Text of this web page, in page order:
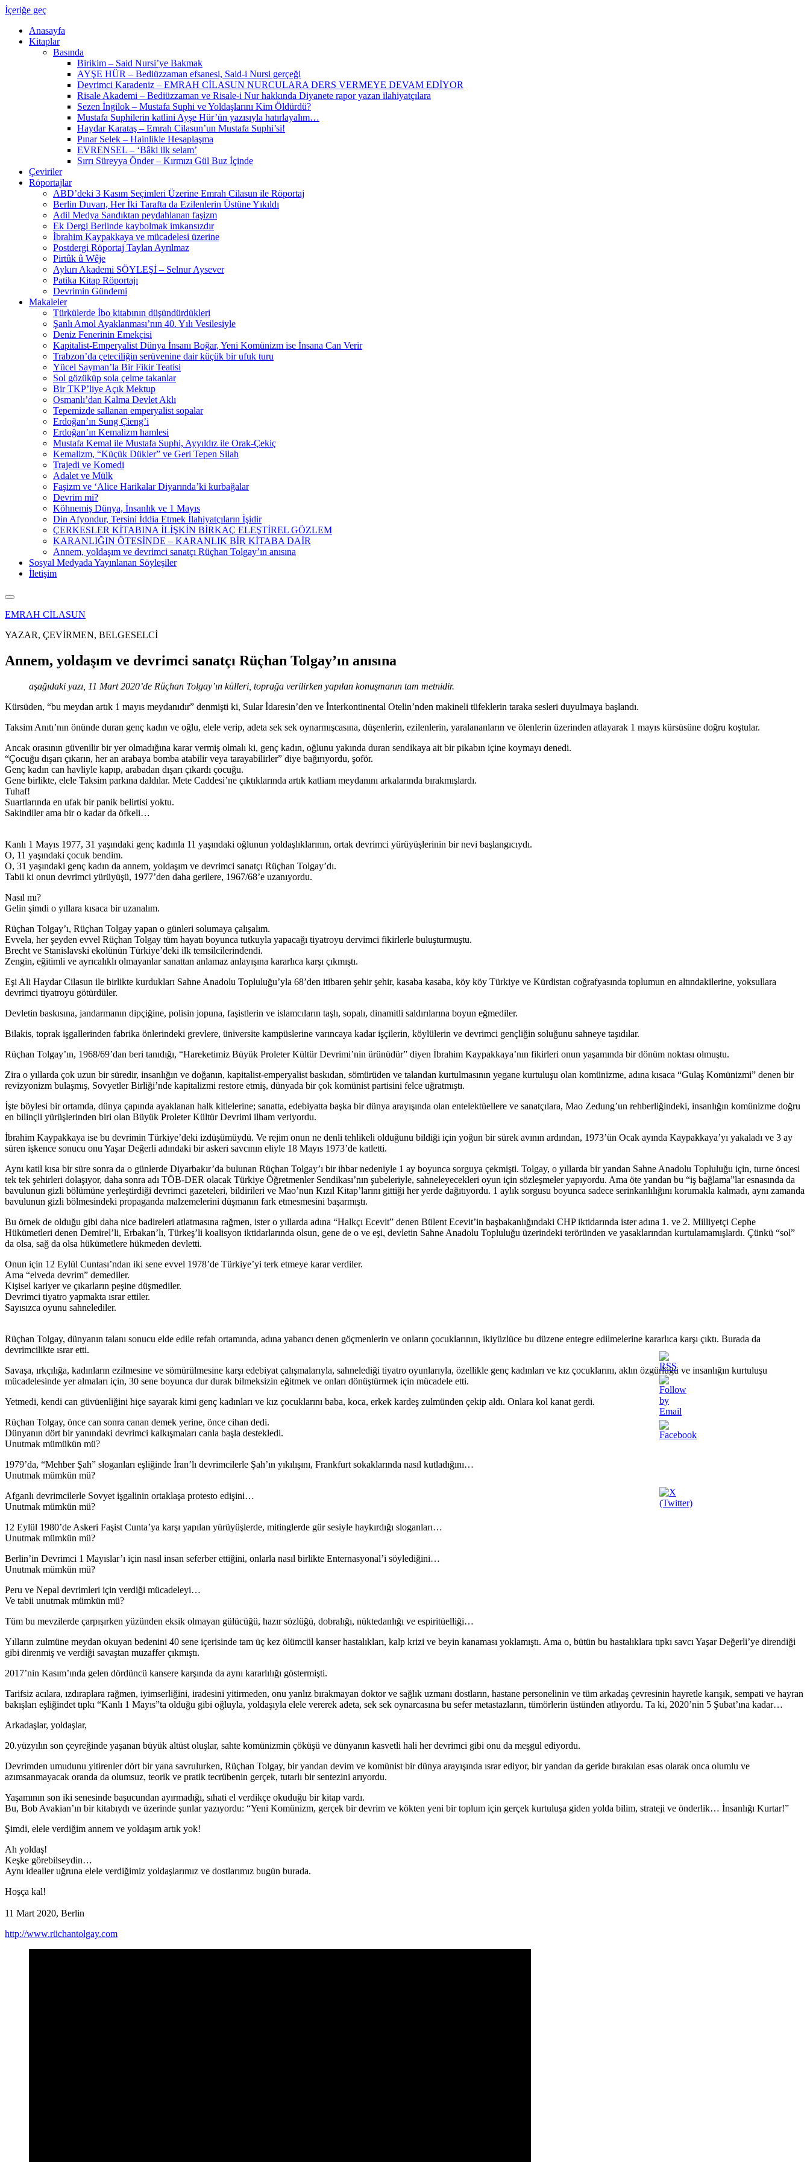
İçeriğe geç
Anasayfa
Kitaplar
Basında
Birikim – Said Nursi’ye Bakmak
AYŞE HÜR – Bediüzzaman efsanesi, Said-i Nursi gerçeği
Devrimci Karadeniz – EMRAH CİLASUN NURCULARA DERS VERMEYE DEVAM EDİYOR
Risale Akademi – Bediüzzaman ve Risale-i Nur hakkında Diyanete rapor yazan ilahiyatçılara
Sezen İngilok – Mustafa Suphi ve Yoldaşlarını Kim Öldürdü?
Mustafa Suphilerin katlini Ayşe Hür’ün yazısıyla hatırlayalım…
Haydar Karataş – Emrah Cilasun’un Mustafa Suphi’si!
Pınar Selek – Hainlikle Hesaplaşma
EVRENSEL – ‘Bâki ilk selam’
Sırrı Süreyya Önder – Kırmızı Gül Buz İçinde
Çeviriler
Röportajlar
ABD’deki 3 Kasım Seçimleri Üzerine Emrah Cilasun ile Röportaj
Berlin Duvarı, Her İki Tarafta da Ezilenlerin Üstüne Yıkıldı
Adil Medya Sandıktan peydahlanan faşizm
Ek Dergi Berlinde kaybolmak imkansızdır
İbrahim Kaypakkaya ve mücadelesi üzerine
Postdergi Röportaj Taylan Ayrılmaz
Pirtûk û Wêje
Aykırı Akademi SÖYLEŞİ – Selnur Aysever
Patika Kitap Röportajı
Devrimin Gündemi
Makaleler
Türkülerde İbo kitabının düşündürdükleri
Şanlı Amol Ayaklanması’nın 40. Yılı Vesilesiyle
Deniz Fenerinin Emekçisi
Kapitalist-Emperyalist Dünya İnsanı Boğar, Yeni Komünizm ise İnsana Can Verir
Trabzon’da çeteciliğin serüvenine dair küçük bir ufuk turu
Yücel Sayman’la Bir Fikir Teatisi
Sol gözüküp sola çelme takanlar
Bir TKP’liye Açık Mektup
Osmanlı’dan Kalma Devlet Aklı
Tepemizde sallanan emperyalist sopalar
Erdoğan’ın Sung Çieng’i
Erdoğan’ın Kemalizm hamlesi
Mustafa Kemal ile Mustafa Suphi, Ayyıldız ile Orak-Çekiç
Kemalizm, “Küçük Dükler” ve Geri Tepen Silah
Trajedi ve Komedi
Adalet ve Mülk
Faşizm ve ‘Alice Harikalar Diyarında’ki kurbağalar
Devrim mi?
Köhnemiş Dünya, İnsanlık ve 1 Mayıs
Din Afyondur, Tersini İddia Etmek İlahiyatçıların İşidir
ÇERKESLER KİTABINA İLİŞKİN BİRKAÇ ELEŞTİREL GÖZLEM
KARANLIĞIN ÖTESİNDE – KARANLIK BİR KİTABA DAİR
Annem, yoldaşım ve devrimci sanatçı Rüçhan Tolgay’ın anısına
Sosyal Medyada Yayınlanan Söyleşiler
İletişim
EMRAH CİLASUN
YAZAR, ÇEVİRMEN, BELGESELCİ
Annem, yoldaşım ve devrimci sanatçı Rüçhan Tolgay’ın anısına
aşağıdaki yazı, 11 Mart 2020’de Rüçhan Tolgay’ın külleri, toprağa verilirken yapılan konuşmanın tam metnidir.
Kürsüden, “bu meydan artık 1 mayıs meydanıdır” denmişti ki, Sular İdaresin’den ve İnterkontinental Otelin’nden makineli tüfeklerin taraka sesleri duyulmaya başlandı.
Taksim Anıtı’nın önünde duran genç kadın ve oğlu, elele verip, adeta sek sek oynarmışcasına, düşenlerin, ezilenlerin, yaralananların ve ölenlerin üzerinden atlayarak 1 mayıs kürsüsüne doğru koştular.
Ancak orasının güvenilir bir yer olmadığına karar vermiş olmalı ki, genç kadın, oğlunu yakında duran sendikaya ait bir pikabın içine koymayı denedi.
“Çocuğu dışarı çıkarın, her an arabaya bomba atabilir veya tarayabilirler” diye bağırıyordu, şoför.
Genç kadın can havliyle kapıp, arabadan dışarı çıkardı çocuğu.
Gene birlikte, elele Taksim parkına daldılar. Mete Caddesi’ne çıktıklarında artık katliam meydanını arkalarında bırakmışlardı.
Tuhaf!
Suartlarında en ufak bir panik belirtisi yoktu.
Sakindiler ama bir o kadar da öfkeli…
Kanlı 1 Mayıs 1977, 31 yaşındaki genç kadınla 11 yaşındaki oğlunun yoldaşlıklarının, ortak devrimci yürüyüşlerinin bir nevi başlangıcıydı.
O, 11 yaşındaki çocuk bendim.
O, 31 yaşındaki genç kadın da annem, yoldaşım ve devrimci sanatçı Rüçhan Tolgay’dı.
Tabii ki onun devrimci yürüyüşü, 1977’den daha gerilere, 1967/68’e uzanıyordu.
Nasıl mı?
Gelin şimdi o yıllara kısaca bir uzanalım.
Rüçhan Tolgay’ı, Rüçhan Tolgay yapan o günleri solumaya çalışalım.
Evvela, her şeyden evvel Rüçhan Tolgay tüm hayatı boyunca tutkuyla yapacağı tiyatroyu dervimci fikirlerle buluşturmuştu.
Brecht ve Stanislavski ekolünün Türkiye’deki ilk temsilcilerindendi.
Zengin, eğitimli ve ayrıcalıklı olmayanlar sanattan anlamaz anlayışına kararlıca karşı çıkmıştı.
Eşi Ali Haydar Cilasun ile birlikte kurdukları Sahne Anadolu Topluluğu’yla 68’den itibaren şehir şehir, kasaba kasaba, köy köy Türkiye ve Kürdistan coğrafyasında toplumun en altındakilerine, yoksullara
devrimci tiyatroyu götürdüler.
Devletin baskısına, jandarmanın dipçiğine, polisin jopuna, faşistlerin ve islamcıların taşlı, sopalı, dinamitli saldırılarına boyun eğmediler.
Bilakis, toprak işgallerinden fabrika önlerindeki grevlere, üniversite kampüslerine varıncaya kadar işçilerin, köylülerin ve devrimci gençliğin soluğunu sahneye taşıdılar.
Rüçhan Tolgay’ın, 1968/69’dan beri tanıdığı, “Hareketimiz Büyük Proleter Kültür Devrimi’nin ürünüdür” diyen İbrahim Kaypakkaya’nın fikirleri onun yaşamında bir dönüm noktası olmuştu.
Zira o yıllarda çok uzun bir süredir, insanlığın ve doğanın, kapitalist-emperyalist baskıdan, sömürüden ve talandan kurtulmasının yegane kurtuluşu olan komünizme, adına kısaca “Gulaş Komünizmi” denen bir
revizyonizm bulaşmış, Sovyetler Birliği’nde kapitalizmi restore etmiş, dünyada bir çok komünist partisini felce uğratmıştı.
İşte böylesi bir ortamda, dünya çapında ayaklanan halk kitlelerine; sanatta, edebiyatta başka bir dünya arayışında olan entelektüellere ve sanatçılara, Mao Zedung’un rehberliğindeki, insanlığın komünizme doğru
en bilinçli yürüşlerinden biri olan Büyük Proleter Kültür Devrimi ilham veriyordu.
İbrahim Kaypakkaya ise bu devrimin Türkiye’deki izdüşümüydü. Ve rejim onun ne denli tehlikeli olduğunu bildiği için yoğun bir sürek avının ardından, 1973’ün Ocak ayında Kaypakkaya’yı yakaladı ve 3 ay
süren işkence sonucu onu Yaşar Değerli adındaki bir askeri savcının eliyle 18 Mayıs 1973’de katletti.
Aynı katil kısa bir süre sonra da o günlerde Diyarbakır’da bulunan Rüçhan Tolgay’ı bir ihbar nedeniyle 1 ay boyunca sorguya çekmişti. Tolgay, o yıllarda bir yandan Sahne Anadolu Topluluğu için, turne öncesi
tek tek şehirleri dolaşıyor, daha sonra adı TÖB-DER olacak Türkiye Öğretmenler Sendikası’nın şubeleriyle, sahneleyecekleri oyun için sözleşmeler yapıyordu. Ama öte yandan bu “iş bağlama”lar esnasında da
bavulunun gizli bölümüne yerleştirdiği devrimci gazeteleri, bildirileri ve Mao’nun Kızıl Kitap’larını gittiği her yerde dağıtıyordu. 1 aylık sorgusu boyunca sadece serinkanlılığını korumakla kalmadı, aynı zamanda
bavulunun gizli bölmesindeki propaganda malzemelerini düşmanın fark etmesmesini başarmıştı.
Bu örnek de olduğu gibi daha nice badireleri atlatmasına rağmen, ister o yıllarda adına “Halkçı Ecevit” denen Bülent Ecevit’in başbakanlığındaki CHP iktidarında ister adına 1. ve 2. Milliyetçi Cephe
Hükümetleri denen Demirel’li, Erbakan’lı, Türkeş’li koalisyon iktidarlarında olsun, gene de o ve eşi, devletin Sahne Anadolu Topluluğu üzerindeki teröründen ve yasaklarından kurtulamamışlardı. Çünkü “sol”
da olsa, sağ da olsa hükümetlere hükmeden devletti.
Onun için 12 Eylül Cuntası’ndan iki sene evvel 1978’de Türkiye’yi terk etmeye karar verdiler.
Ama “elveda devrim” demediler.
Kişisel kariyer ve çıkarların peşine düşmediler.
Devrimci tiyatro yapmakta ısrar ettiler.
Sayısızca oyunu sahnelediler.
Rüçhan Tolgay, dünyanın talanı sonucu elde edile refah ortamında, adına yabancı denen göçmenlerin ve onların çocuklarının, ikiyüzlüce bu düzene entegre edilmelerine kararlıca karşı çıktı. Burada da
devrimcilikte ısrar etti.
Savaşa, ırkçılığa, kadınların ezilmesine ve sömürülmesine karşı edebiyat çalışmalarıyla, sahnelediği tiyatro oyunlarıyla, özellikle genç kadınları ve kız çocuklarını, aklın özgürlüğü ve insanlığın kurtuluşu
mücadelesinde yer almaları için, 30 sene boyunca dur durak bilmeksizin eğitmek ve onları dönüştürmek için mücadele etti.
Yetmedi, kendi can güvüenliğini hiçe sayarak kimi genç kadınları ve kız çocuklarını baba, koca, erkek kardeş zulmünden çekip aldı. Onlara kol kanat gerdi.
Rüçhan Tolgay, önce can sonra canan demek yerine, önce cihan dedi.
Dünyanın dört bir yanındaki devrimci kalkışmaları canla başla destekledi.
Unutmak mümükün mü?
1979’da, “Mehber Şah” sloganları eşliğinde İran’lı devrimcilerle Şah’ın yıkılışını, Frankfurt sokaklarında nasıl kutladığını…
Unutmak mümkün mü?
Afganlı devrimcilerle Sovyet işgalinin ortaklaşa protesto edişini…
Unutmak mümkün mü?
12 Eylül 1980’de Askeri Faşist Cunta’ya karşı yapılan yürüyüşlerde, mitinglerde gür sesiyle haykırdığı sloganları…
Unutmak mümkün mü?
Berlin’in Devrimci 1 Mayıslar’ı için nasıl insan seferber ettiğini, onlarla nasıl birlikte Enternasyonal’i söylediğini…
Unutmak mümkün mü?
Peru ve Nepal devrimleri için verdiği mücadeleyi…
Ve tabii unutmak mümkün mü?
Tüm bu mevzilerde çarpışırken yüzünden eksik olmayan gülücüğü, hazır sözlüğü, dobralığı, nüktedanlığı ve espiritüelliği…
Yılların zulmüne meydan okuyan bedenini 40 sene içerisinde tam üç kez ölümcül kanser hastalıkları, kalp krizi ve beyin kanaması yoklamıştı. Ama o, bütün bu hastalıklara tıpkı savcı Yaşar Değerli’ye direndiği
gibi direnmiş ve verdiği savaştan muzaffer çıkmıştı.
2017’nin Kasım’ında gelen dördüncü kansere karşında da aynı kararlılığı göstermişti.
Tarifsiz acılara, ızdıraplara rağmen, iyimserliğini, iradesini yitirmeden, onu yanlız bırakmayan doktor ve sağlık uzmanı dostların, hastane personelinin ve tüm arkadaş çevresinin hayretle karışık, sempati ve hayran
bakışları eşliğindet tıpkı “Kanlı 1 Mayıs”ta olduğu gibi oğluyla, yoldaşıyla elele vererek adeta, sek sek oynarcasına bu sefer metastazların, tümörlerin üstünden atlıyordu. Ta ki, 2020’nin 5 Şubat’ına kadar…
Arkadaşlar, yoldaşlar,
20.yüzyılın son çeyreğinde yaşanan büyük altüst oluşlar, sahte komünizmin çöküşü ve dünyanın kasvetli hali her devrimci gibi onu da meşgul ediyordu.
Devrimden umudunu yitirenler dört bir yana savrulurken, Rüçhan Tolgay, bir yandan devim ve komünist bir dünya arayışında ısrar ediyor, bir yandan da geride bırakılan esas olarak onca olumlu ve
azımsanmayacak oranda da olumsuz, teorik ve pratik tecrübenin gerçek, tutarlı bir sentezini arıyordu.
Yaşamının son iki senesinde başucundan ayırmadığı, sıhati el verdikçe okuduğu bir kitap vardı.
Bu, Bob Avakian’ın bir kitabıydı ve üzerinde şunlar yazıyordu: “Yeni Komünizm, gerçek bir devrim ve kökten yeni bir toplum için gerçek kurtuluşa giden yolda bilim, strateji ve önderlik… İnsanlığı Kurtar!”
Şimdi, elele verdiğim annem ve yoldaşım artık yok!
Ah yoldaş!
Keşke görebilseydin…
Aynı idealler uğruna elele verdiğimiz yoldaşlarımız ve dostlarımız bugün burada.
Hoşça kal!
11 Mart 2020, Berlin
http://www.rüchantolgay.com